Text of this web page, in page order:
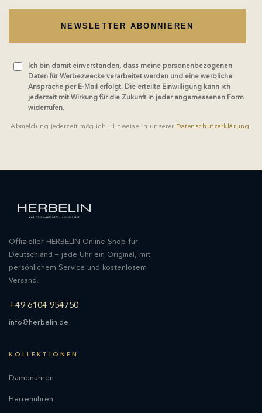
NEWSLETTER ABONNIEREN
Ich bin damit einverstanden, dass meine personenbezogenen
Daten für Werbezwecke verarbeitet werden und eine werbliche
Ansprache per E-Mail erfolgt. Die erteilte Einwilligung kann ich
jederzeit mit Wirkung für die Zukunft in jeder angemessenen Form
widerrufen.
Abmeldung jederzeit möglich. Hinweise in unserer Datenschutzerklärung.
Offizieller HERBELIN Online-Shop für
Deutschland – jede Uhr ein Original, mit
persönlichem Service und kostenlosem
Versand.
+49 6104 954750
info@herbelin.de
KOLLEKTIONEN
Damenuhren
Herrenuhren